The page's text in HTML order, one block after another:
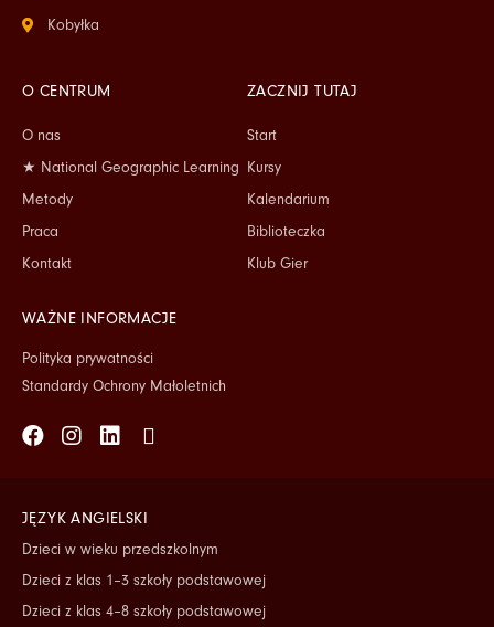
Kobyłka
O CENTRUM
O nas
★ National Geographic Learning
Metody
Praca
Kontakt
ZACZNIJ TUTAJ
Start
Kursy
Kalendarium
Biblioteczka
Klub Gier
WAŻNE INFORMACJE
Polityka prywatności
Standardy Ochrony Małoletnich
Facebook
Instagram
Linkedin
Tiktok
JĘZYK ANGIELSKI
Dzieci w wieku przedszkolnym
Dzieci z klas 1–3 szkoły podstawowej
Dzieci z klas 4–8 szkoły podstawowej